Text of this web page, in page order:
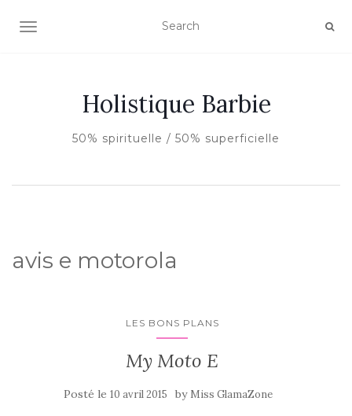
AFFICHER/MASQUER LA NAVIGATION
Holistique Barbie
50% spirituelle / 50% superficielle
avis e motorola
LES BONS PLANS
My Moto E
Posté le 10 avril 2015 by Miss GlamaZone